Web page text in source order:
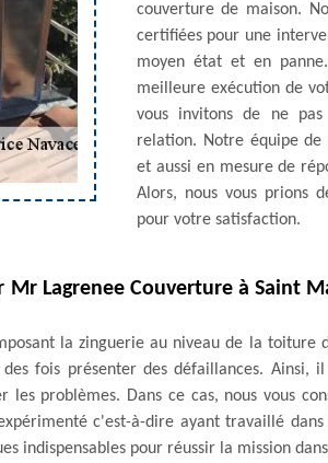
couverture de maison.
certifiées pour une
moyen état et en
meilleure exécution de
vous invitons de ne
relation. Notre équipe
et aussi en mesure de
Alors, nous vous prions
pour votre satisfaction.
Lagrenee Couverture à Saint
la zinguerie au niveau de la toiture
fois présenter des défaillances. Ainsi,
les problèmes. Dans ce cas, nous vous
c'est-à-dire ayant travaillé
indispensables pour réussir la mission